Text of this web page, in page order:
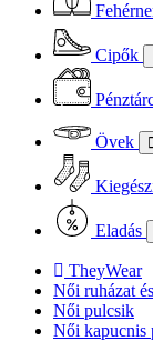
Cipők
Övek
Eladás
TheyWear
Női ruházat
Női pulcsik
Női kapucnis